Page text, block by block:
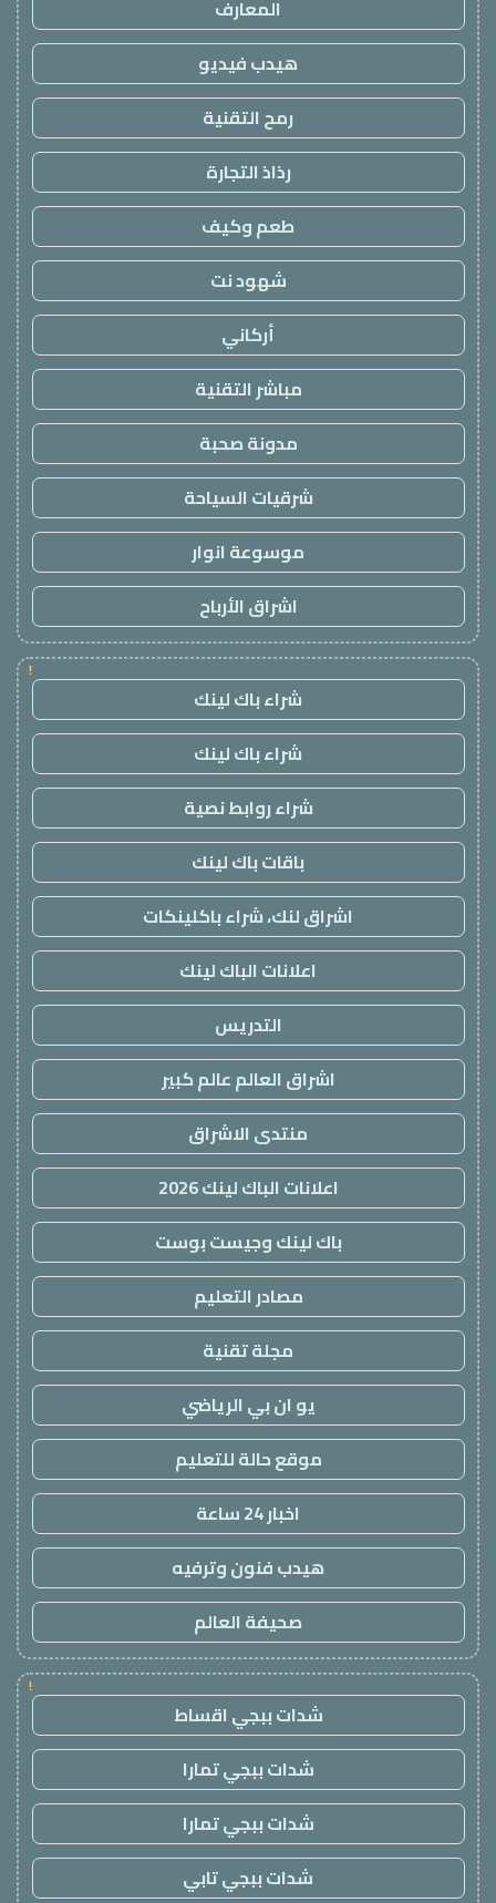
المعارف
هيدب فيديو
رمح التقنية
رذاذ التجارة
طعم وكيف
شهود نت
أركاني
مباشر التقنية
مدونة صحبة
شرقيات السياحة
موسوعة انوار
اشراق الأرباح
!
شراء باك لينك
شراء باك لينك
شراء روابط نصية
باقات باك لينك
اشراق لنك، شراء باكلينكات
اعلانات الباك لينك
التدريس
اشراق العالم عالم كبير
منتدى الاشراق
اعلانات الباك لينك 2026
باك لينك وجيست بوست
مصادر التعليم
مجلة تقنية
يو ان بي الرياضي
موقع حالة للتعليم
اخبار 24 ساعة
هيدب فنون وترفيه
صحيفة العالم
!
شدات ببجي اقساط
شدات ببجي تمارا
شدات ببجي تمارا
شدات ببجي تابي